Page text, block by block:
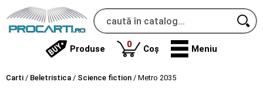
Produse 0produse
Coș Meniu
Carti / Beletristica / Science fiction / Metro 2035